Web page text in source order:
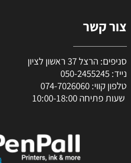
צור קשר
סניפים: הרצל 37 ראשון לציון
נייד: 050-2455245
טלפון קווי: 074-7026060
שעות פתיחה 10:00-18:00